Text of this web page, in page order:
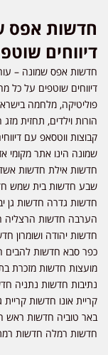
דיווחים
חדשות אפס שמונה –
דיווחים שוטפים על כל
פוליטיקה, מלחמה
הורות וילדים, תחזית
קבוצות ווטסאפ עם
שמונה הינו אתר מקומי
חדשות אילת חדשות
שבע חדשות בית שמש
חדשות גדרה חדשות גן
הערבה חדשות הרצליה
חדשות יהודה ושומרון
כפר סבא חדשות להבים
מועצות חדשות מזכרת
נתיבות חדשות נתניה
קריית אונו חדשות
באר טוביה חדשות ראש
חדשות רמלה חדשות